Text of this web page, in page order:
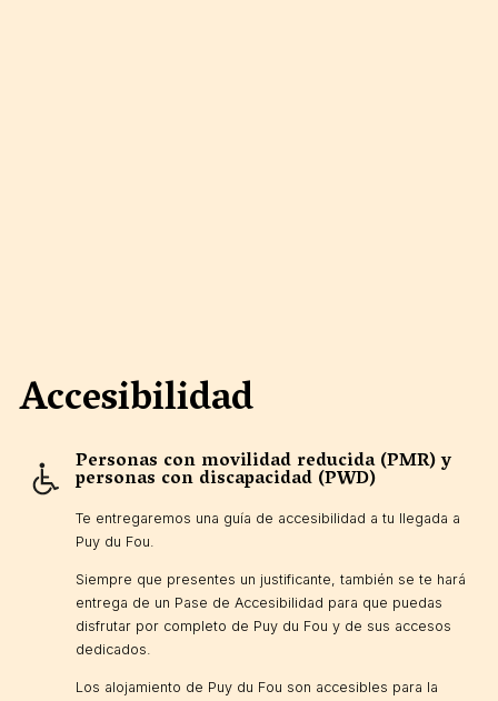
Accesibilidad
Personas con movilidad reducida (PMR) y
personas con discapacidad (PWD)
Te entregaremos una guía de accesibilidad a tu llegada a
Puy du Fou.
Siempre que presentes un justificante, también se te hará
entrega de un Pase de Accesibilidad para que puedas
disfrutar por completo de Puy du Fou y de sus accesos
dedicados.
Los alojamiento de Puy du Fou son accesibles para la